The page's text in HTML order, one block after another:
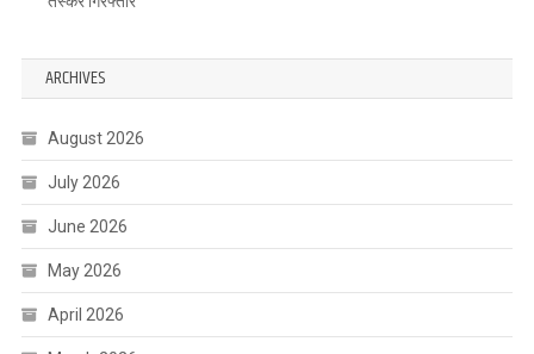
ARCHIVES
August 2026
July 2026
June 2026
May 2026
April 2026